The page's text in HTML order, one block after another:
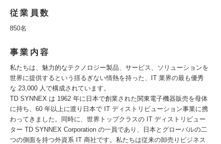
従業員数
850名
事業内容
私たちは、魅力的なテクノロジー製品、サービス、ソリューションを
世界に提供するという揺るぎない情熱を持った、IT 業界の最も優秀
な 23,000 人で構成されています。
TD SYNNEX は 1962 年に日本で創業された関東電子機器販売を母体
に持ち、60 年以上に渡り日本で IT ディストリビューション事業に携
わってきました。同時に、世界トップクラスの IT ディストリビュー
ター TD SYNNEX Corporation の一員であり、日本とグローバルの二
つの側面を持つ外資系 IT 商社です。私たちは従来の卸売りビジネス